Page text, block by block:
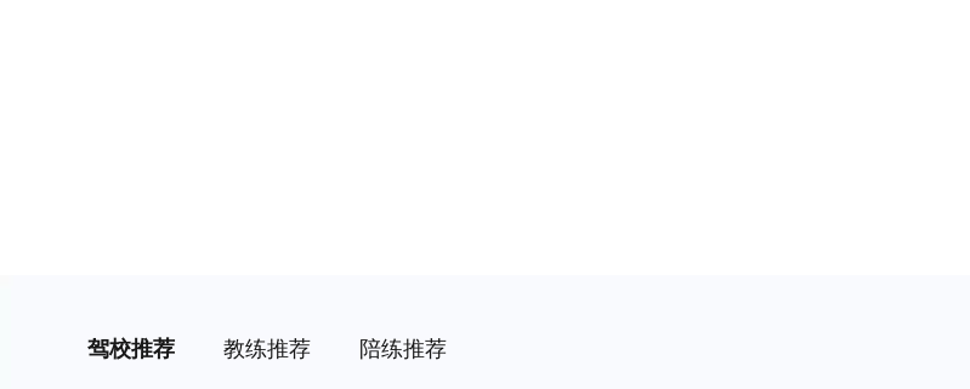
驾校推荐 教练推荐 陪练推荐